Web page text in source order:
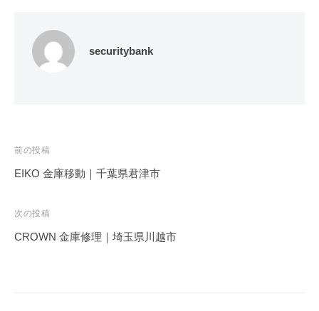
securitybank
投
稿
ビ
ゲ
前の投稿
EIKO 金庫移動｜千葉県君津市
次の投稿
CROWN 金庫修理｜埼玉県川越市